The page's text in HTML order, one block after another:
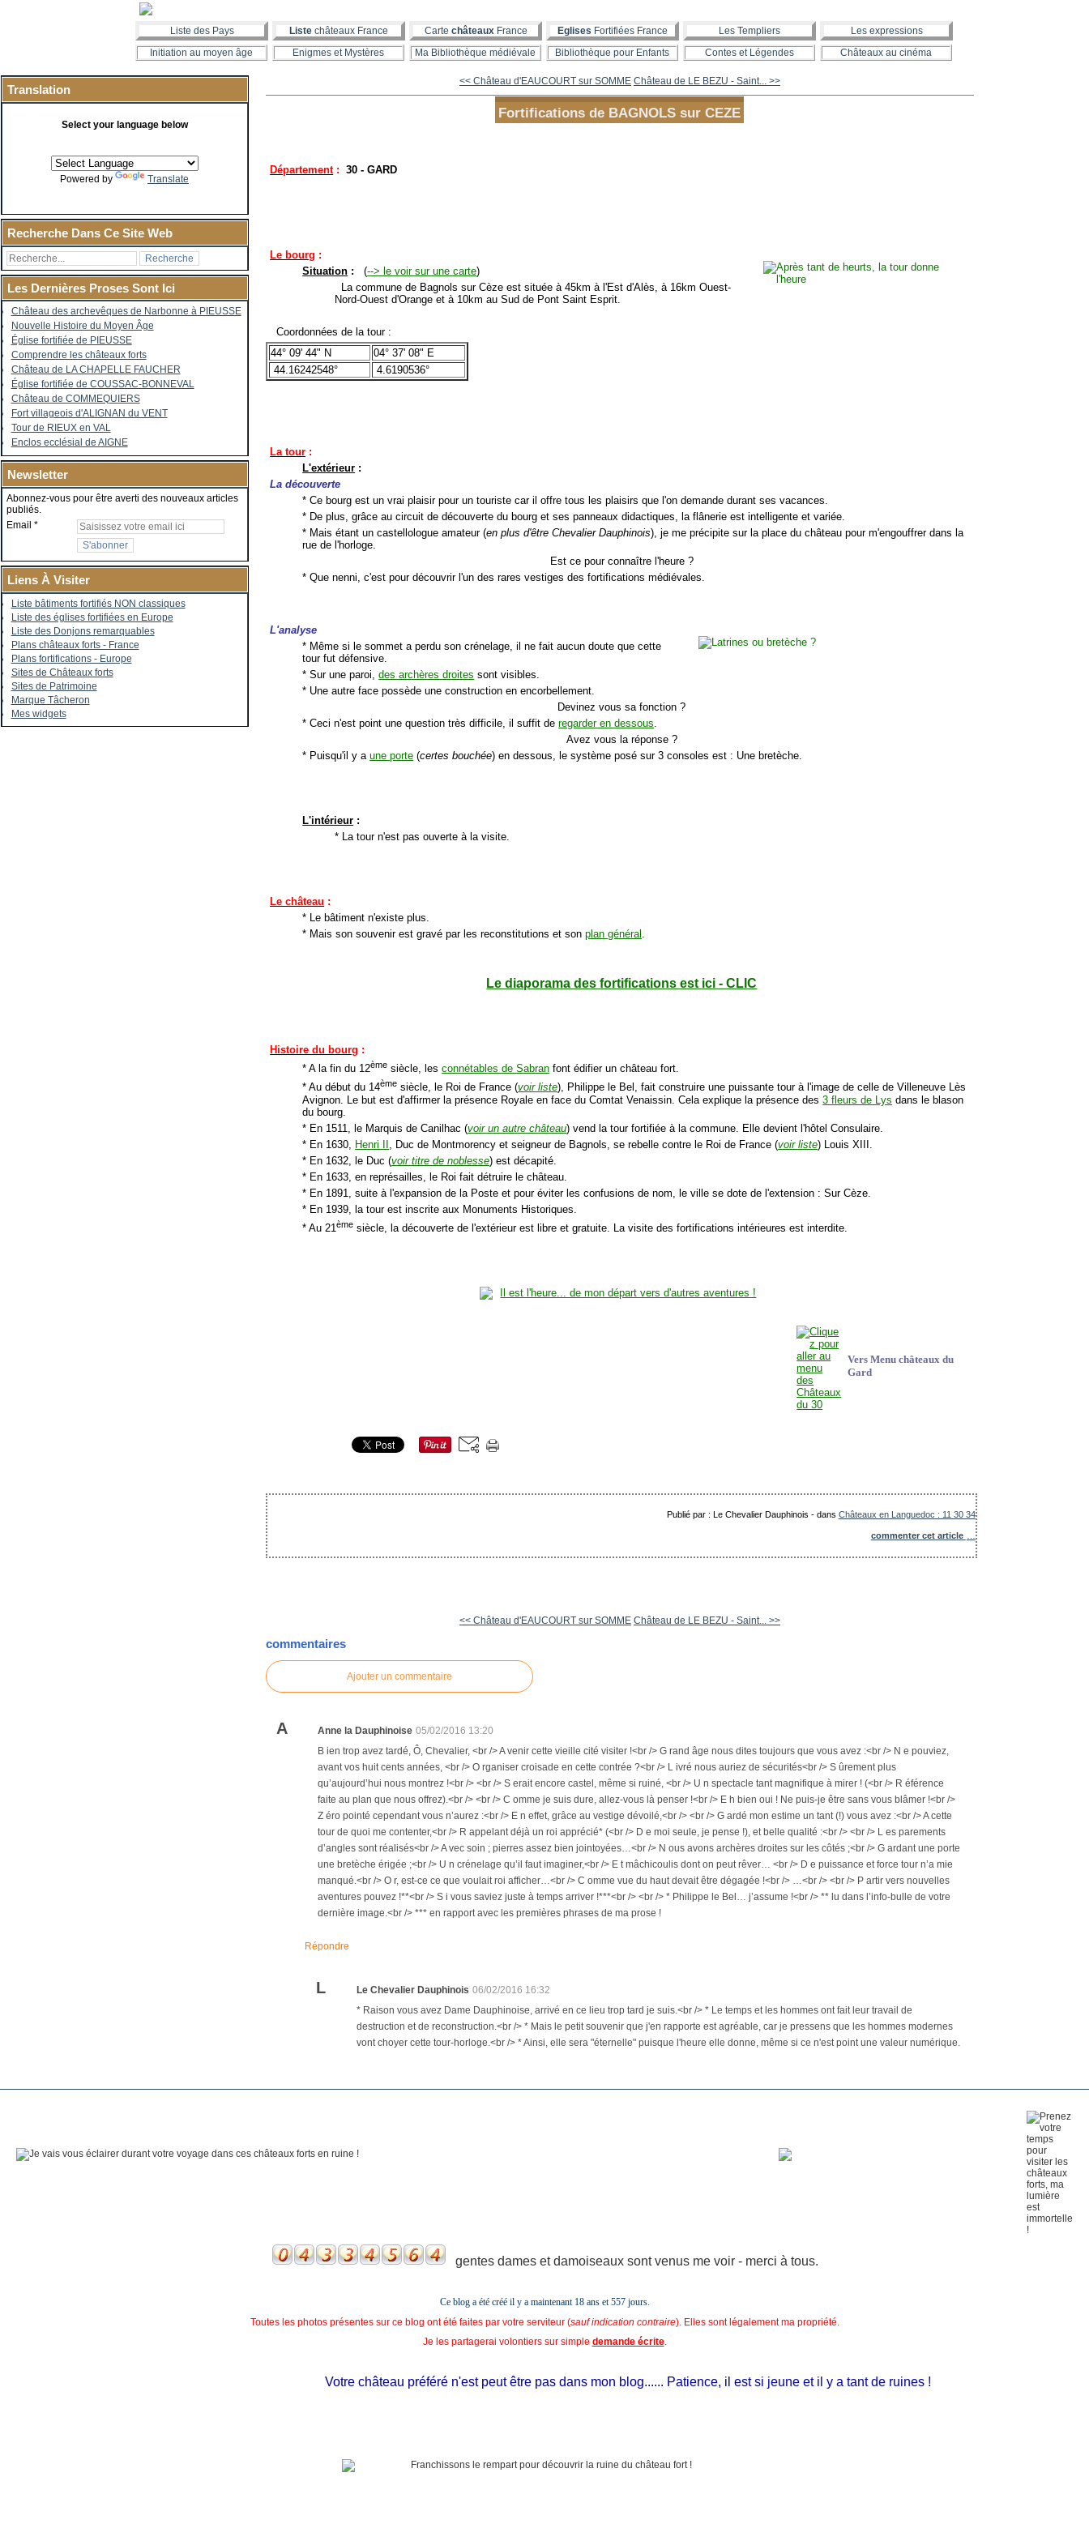
Liste des Pays Liste châteaux France Carte châteauxFrance Eglises Fortifiées France Les Templiers
Les expressions
Initiation au moyen âge
Enigmes et Mystères Ma Bibliothèque médiévale Bibliothèque pour Enfants Contes et Légendes Châteaux au cinéma
Translation
Select your language below
Powered by Translate
Recherche Dans Ce Site Web
Les Dernières Proses Sont Ici
Château des archevêques de Narbonne à PIEUSSE
Nouvelle Histoire du Moyen Âge
Église fortifiée de PIEUSSE
Comprendre les châteaux forts
Château de LA CHAPELLE FAUCHER
Église fortifiée de COUSSAC-BONNEVAL
Château de COMMEQUIERS
Fort villageois d'ALIGNAN du VENT
Tour de RIEUX en VAL
Enclos ecclésial de AIGNE
Newsletter
Abonnez-vous pour être averti des nouveaux articles
publiés.
Email
Liens À Visiter
Liste bâtiments fortifiés NON classiques
Liste des églises fortifiées en Europe
Liste des Donjons remarquables
Plans châteaux forts - France
Plans fortifications - Europe
Sites de Châteaux forts
Sites de Patrimoine
Marque Tâcheron
Mes widgets
<< Château d'EAUCOURT sur SOMME Château de LE BEZU - Saint... >>
Fortifications de BAGNOLS sur CEZE
Département : 30 - GARD
Le bourg :
Situation : (--> le voir sur une carte)
La commune de Bagnols sur Cèze est située à 45km à l'Est d'Alès, à 16km Ouest-
Nord-Ouest d'Orange et à 10km au Sud de Pont Saint Esprit.
Coordonnées de la tour :
44° 09' 44" N
04° 37' 08" E
44.16242548°
4.6190536°
La tour :
L'extérieur :
La découverte
* Ce bourg est un vrai plaisir pour un touriste car il offre tous les plaisirs que l'on demande durant ses vacances.
* De plus, grâce au circuit de découverte du bourg et ses panneaux didactiques, la flânerie est intelligente et variée.
* Mais étant un castellologue amateur (en plus d'être Chevalier Dauphinois), je me précipite sur la place du château pour m'engouffrer dans la
rue de l'horloge.
Est ce pour connaître l'heure ?
* Que nenni, c'est pour découvrir l'un des rares vestiges des fortifications médiévales.
L'analyse
* Même si le sommet a perdu son crénelage, il ne fait aucun doute que cette
tour fut défensive.
* Sur une paroi,des archères droites sont visibles.
* Une autre face possède une construction en encorbellement.
Devinez vous sa fonction ?
* Ceci n'est point une question très difficile, il suffit deregarder en dessous
Avez vous la réponse ?
* Puisqu'il y aune porte (certes bouchée) en dessous, le système posé sur 3 consoles est : Une bretèche.
L'intérieur :
* La tour n'est pas ouverte à la visite.
Le château :
* Le bâtiment n'existe plus.
* Mais son souvenir est gravé par les reconstitutions et sonplan général
Le diaporama des fortifications est ici - CLIC
Histoire du bourg :
* A la fin du 12ème siècle, lesconnétables de Sabran font édifier un château fort.
* Au début du 14ème siècle, le Roi de France (voir liste), Philippe le Bel, fait construire une puissante tour à l'image de celle de Villeneuve Lès
Avignon. Le but est d'affirmer la présence Royale en face du Comtat Venaissin. Cela explique la présence des3 fleurs de Lys dans le blason
du bourg.
* En 1511, le Marquis de Canilhac (voir un autre château) vend la tour fortifiée à la commune. Elle devient l'hôtel Consulaire.
* En 1630,
Henri II , Duc de Montmorency et seigneur de Bagnols, se rebelle contre le Roi de France (voir liste) Louis XIII.
* En 1632, le Duc (voir titre de noblesse) est décapité.
* En 1633, en représailles, le Roi fait détruire le château.
* En 1891, suite à l'expansion de la Poste et pour éviter les confusions de nom, le ville se dote de l'extension : Sur Cèze.
* En 1939, la tour est inscrite aux Monuments Historiques.
* Au 21ème siècle, la découverte de l'extérieur est libre et gratuite. La visite des fortifications intérieures est interdite.
Vers Menu châteaux du
Gard
Publié par : Le Chevalier Dauphinois -dans Châteaux en Languedoc : 11 30 34
commenter cet article
<< Château d'EAUCOURT sur SOMME Château de LE BEZU - Saint... >>
commentaires
Ajouter un commentaire
A Anne la Dauphinoise 05/02/2016 13:20
B ien trop avez tardé, Ô, Chevalier, <br /> A venir cette vieille cité visiter !<br /> G rand âge nous dites toujours que vous avez :<br /> N e pouviez,
avant vos huit cents années, <br /> O rganiser croisade en cette contrée ?<br /> L ivré nous auriez de sécurités<br /> S ûrement plus
qu’aujourd’hui nous montrez !<br /> <br /> S erait encore castel, même si ruiné, <br /> U n spectacle tant magnifique à mirer ! (<br /> R éférence
faite au plan que nous offrez).<br /> <br /> C omme je suis dure, allez-vous là penser !<br /> E h bien oui ! Ne puis-je être sans vous blâmer !<br />
Z éro pointé cependant vous n’aurez :<br /> E n effet, grâce au vestige dévoilé,<br /> <br /> G ardé mon estime un tant (!) vous avez :<br /> A cette
tour de quoi me contenter,<br /> R appelant déjà un roi apprécié* (<br /> D e moi seule, je pense !), et belle qualité :<br /> <br /> L es parements
d’angles sont réalisés<br /> A vec soin ; pierres assez bien jointoyées…<br /> N ous avons archères droites sur les côtés ;<br /> G ardant une porte
une bretèche érigée ;<br /> U n crénelage qu’il faut imaginer,<br /> E t mâchicoulis dont on peut rêver… <br /> D e puissance et force tour n’a mie
manqué.<br /> O r, est-ce ce que voulait roi afficher…<br /> C omme vue du haut devait être dégagée !<br /> …<br /> <br /> P artir vers nouvelles
aventures pouvez !**<br /> S i vous saviez juste à temps arriver !***<br /> <br /> * Philippe le Bel… j’assume !<br /> ** lu dans l’info-bulle de votre
dernière image.<br /> *** en rapport avec les premières phrases de ma prose !
Répondre
L Le Chevalier Dauphinois 06/02/2016 16:32
* Raison vous avez Dame Dauphinoise, arrivé en ce lieu trop tard je suis.<br /> * Le temps et les hommes ont fait leur travail de
destruction et de reconstruction.<br /> * Mais le petit souvenir que j'en rapporte est agréable, car je pressens que les hommes modernes
vont choyer cette tour-horloge.<br /> * Ainsi, elle sera "éternelle" puisque l'heure elle donne, même si ce n'est point une valeur numérique.
gentes dames et damoiseaux sont venus me voir - merci à tous.
Ce blog a été créé il y a maintenant 18 ans et557 jours.
Toutes les photos présentes sur ce blog ont été faites par votre serviteur (sauf indication contraire). Elles sont légalement ma propriété.
Je les partagerai volontiers sur simple demande écrite.
Votre château préféré n'est peut être pas dans mon blog...... Patience, il est si jeune et il y a tant de ruines !